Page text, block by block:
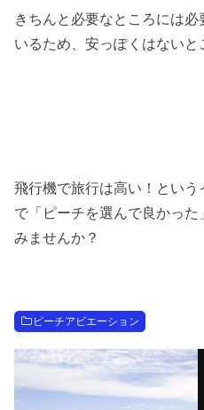
きちんと必要なところには
いるため、安っぽくはないと
飛行機で旅行は高い！とい
で「ピーチを選んで良かっ
みませんか？
ピーチアビエーション